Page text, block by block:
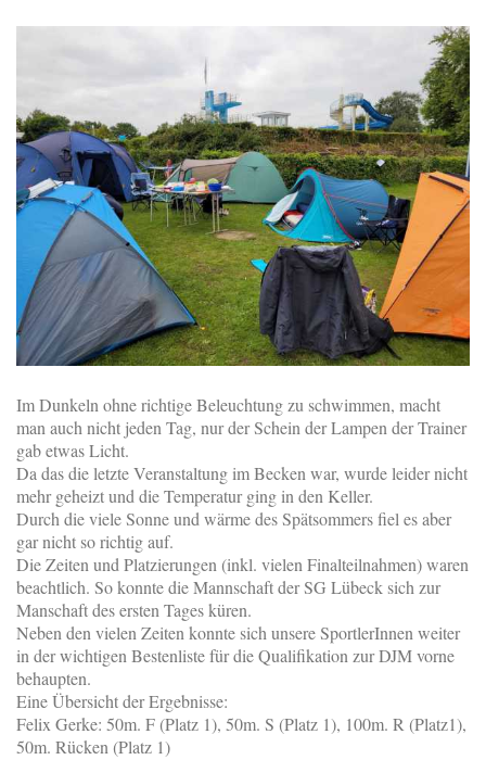
Im Dunkeln ohne richtige Beleuchtung zu schwimmen, macht
man auch nicht jeden Tag, nur der Schein der Lampen der Trainer
gab etwas Licht.
Da das die letzte Veranstaltung im Becken war, wurde leider nicht
mehr geheizt und die Temperatur ging in den Keller.
Durch die viele Sonne und wärme des Spätsommers fiel es aber
gar nicht so richtig auf.
Die Zeiten und Platzierungen (inkl. vielen Finalteilnahmen) waren
beachtlich. So konnte die Mannschaft der SG Lübeck sich zur
Manschaft des ersten Tages küren.
Neben den vielen Zeiten konnte sich unsere SportlerInnen weiter
in der wichtigen Bestenliste für die Qualifikation zur DJM vorne
behaupten.
Eine Übersicht der Ergebnisse:
Felix Gerke: 50m. F (Platz 1), 50m. S (Platz 1), 100m. R (Platz1),
50m. Rücken (Platz 1)